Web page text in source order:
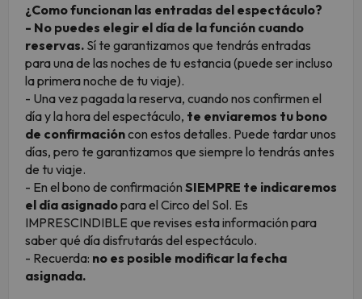
¿Como funcionan las entradas del espectáculo?
- No puedes elegir el día de la función cuando
reservas. Sí te garantizamos que tendrás entradas
para una de las noches de tu estancia (puede ser incluso
la primera noche de tu viaje).
- Una vez pagada la reserva, cuando nos confirmen el
día y la hora del espectáculo, te enviaremos tu bono
de confirmacióncon estos detalles. Puede tardar unos
días, pero te garantizamos que siempre lo tendrás antes
de tu viaje.
- En el bono de confirmación SIEMPRE te indicaremos
el día asignadopara el Circo del Sol. Es
IMPRESCINDIBLE que revises esta información para
saber qué día disfrutarás del espectáculo.
- Recuerda: no es posible modificar la fecha
asignada.